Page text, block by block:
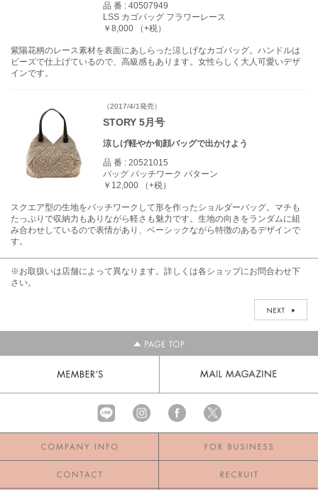
品 番 : 40507949
LSS カゴバッグ フラワーレース
￥8,000 （+税）
紫陽花柄のレース素材を表面にあしらった涼しげなカゴバッグ。ハンドルは
ビーズで仕上げているので、高級感もあります。女性らしく大人可愛いデザ
インです。
（2017/4/1発売）
STORY 5月号
涼しげ軽やか旬顔バッグで出かけよう
品 番 : 20521015
バッグ パッチワーク パターン
￥12,000 （+税）
スクエア型の生地をパッチワークして形を作ったショルダーバッグ。マチも
たっぷりで収納力もありながら軽さも魅力です。生地の向きをランダムに組
み合わせしているので表情があり、ベーシックながら特徴のあるデザインで
す。
※お取扱いは店舗によって異なります。詳しくは各ショップにお問合わせ下
さい。